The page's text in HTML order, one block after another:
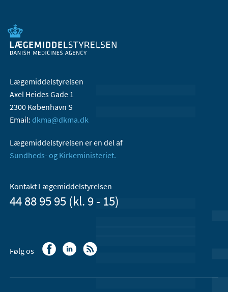
Lægemiddelstyrelsen
Axel Heides Gade 1
2300 København S
Email: dkma@dkma.dk
Lægemiddelstyrelsen er en del af
Sundheds- og Kirkeministeriet.
Kontakt Lægemiddelstyrelsen
44 88 95 95 (kl. 9 - 15)
Følg os